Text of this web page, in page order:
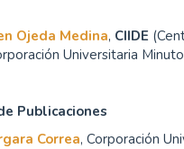
Ojeda Medina, CIIDE
Universitaria
Publicaciones
Correa, Corporación